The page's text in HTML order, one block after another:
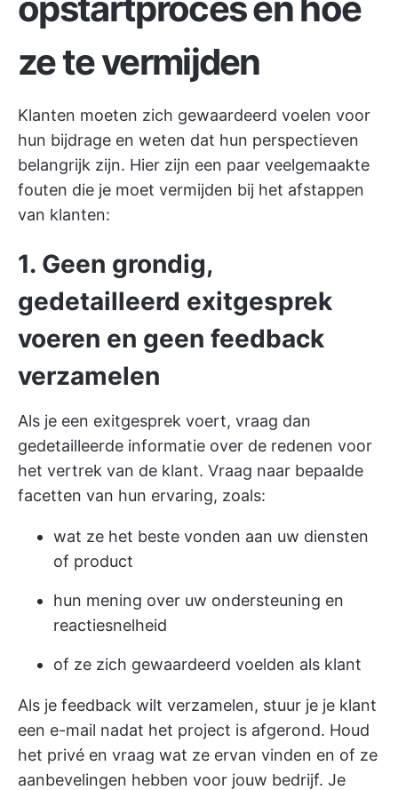
ze te vermijden
Klanten moeten zich gewaardeerd voelen voor
hun bijdrage en weten dat hun perspectieven
belangrijk zijn. Hier zijn een paar veelgemaakte
fouten die je moet vermijden bij het afstappen
van klanten:
1. Geen grondig,
gedetailleerd exitgesprek
voeren en geen feedback
verzamelen
Als je een exitgesprek voert, vraag dan
gedetailleerde informatie over de redenen voor
het vertrek van de klant. Vraag naar bepaalde
facetten van hun ervaring, zoals:
wat ze het beste vonden aan uw diensten
of product
hun mening over uw ondersteuning en
reactiesnelheid
of ze zich gewaardeerd voelden als klant
Als je feedback wilt verzamelen, stuur je je klant
een e-mail nadat het project is afgerond. Houd
het privé en vraag wat ze ervan vinden en of ze
aanbevelingen hebben voor jouw bedrijf. Je